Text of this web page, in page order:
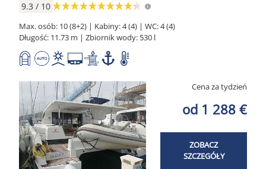
9.3 / 10
Max. osób: 10 (8+2) | Kabiny: 4 (4) | WC: 4 (4)
Długość: 11.73 m | Zbiornik wody: 530 l
Cena za tydzień
od 1 288 €
ZOBACZ
SZCZEGÓŁY